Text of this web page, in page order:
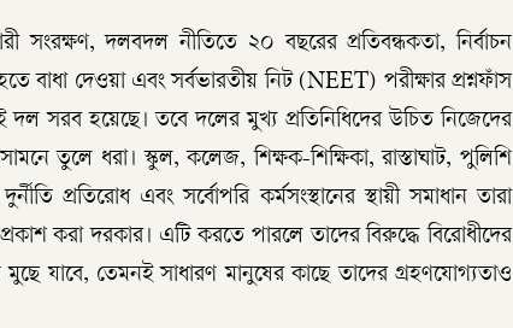
সংরক্ষণ, দলবদল নীতিতে ২০ বছরের প্রতিবন্ধকতা, নির্বাচন
বাধা দেওয়া এবং সর্বভারতীয় নিট (NEET) পরীক্ষার প্রশ্নফাঁস
সরব হয়েছে। তবে দলের মুখ্য প্রতিনিধিদের উচিত নিজেদের
তুলে ধরা। স্কুল, কলেজ, শিক্ষক-শিক্ষিকা, রাস্তাঘাট, পুলিশি
প্রতিরোধ এবং সর্বোপরি কর্মসংস্থানের স্থায়ী সমাধান তারা
করা দরকার। এটি করতে পারলে তাদের বিরুদ্ধে বিরোধীদের
মুছে যাবে, তেমনই সাধারণ মানুষের কাছে তাদের গ্রহণযোগ্যতাও